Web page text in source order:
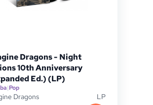
Dragons - Night
10th Anniversary
Ed.) (LP)
|Pop
Dragons
LP